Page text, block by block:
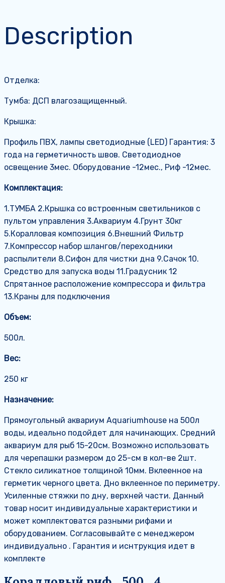
Description
Отделка:
Тумба: ДСП влагозащищенный.
Крышка:
Профиль ПВХ, лампы светодиодные (LED) Гарантия: 3
года на герметичность швов. Светодиодное
освещение 3мес. Оборудование -12мес., Риф -12мес.
Комплектация:
1.ТУМБА 2.Крышка со встроенным светильников с
пультом управления 3.Аквариум 4.Грунт 30кг
5.Коралловая композиция 6.Внешний Фильтр
7.Компрессор набор шлангов/переходники
распылители 8.Сифон для чистки дна 9.Сачок 10.
Средство для запуска воды 11.Градусник 12
Спрятанное расположение компрессора и фильтра
13.Краны для подключения
Объем:
500л.
Вес:
250 кг
Назначение:
Прямоугольный аквариум Aquariumhouse на 500л
воды, идеально подойдет для начинающих. Средний
аквариум для рыб 15-20см. Возможно использовать
для черепашки размером до 25-см в кол-ве 2шт.
Стекло силикатное толщиной 10мм. Вклеенное на
герметик черного цвета. Дно вклеенное по периметру.
Усиленные стяжки по дну, верхней части. Данный
товар носит индивидуальные характеристики и
может комплектоватся разными рифами и
оборудованием. Согласовывайте с менеджером
индивидуально . Гарантия и иснтрукция идет в
комплекте